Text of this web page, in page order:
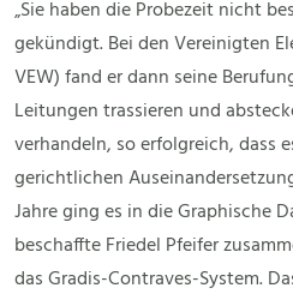
„Sie haben die Probezeit nicht
gekündigt. Bei den Vereinigten
VEW) fand er dann seine
Leitungen trassieren und
verhandeln, so erfolgreich, dass
gerichtlichen
Jahre ging es in die Graphische
beschaffte Friedel Pfeifer
das Gradis-Contraves-System.